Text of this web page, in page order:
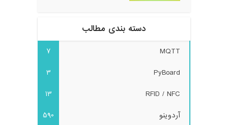
دسته بندی مطالب
MQTT
7
PyBoard
3
RFID / NFC
13
آردوینو
590